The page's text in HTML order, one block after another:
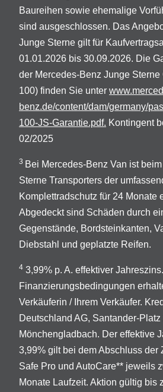
Baureihen sowie ehemalige
sind ausgeschlossen. Das
Junge Sterne gilt für
01.01.2026 bis 30.09.2026. Die
der Mercedes-Benz Junge Sterne
100) finden Sie unter
benz.de/content/dam/germany/
100-JS-Garantie.pdf. Kontingent
02/2025
3 Bei Mercedes-Benz Van ist
Sterne Transporters der
Komplettradschutz für 24 Monate
Abgedeckt sind Schäden durch
Gegenstände, Bordsteinkanten,
Diebstahl und geplatzte Reifen.
4 3,99% p. A. effektiver
Finanzierungsbedingungen
Verkäuferin / Ihrem Verkäufer.
Deutschland AG, Santander-Platz
Mönchengladbach. Der effektive
3,99% gilt bei dem Abschluss der
Safe Pro und AutoCare** jeweils
Monate Laufzeit. Aktion gültig bis